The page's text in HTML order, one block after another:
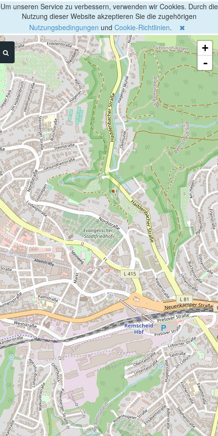
Um unseren Service zu verbessern, verwenden wir Cookies. Durch die
Nutzung dieser Website akzeptieren Sie die zugehörigen
Nutzungsbedingungen und Cookie-Richtlinien.
+
-